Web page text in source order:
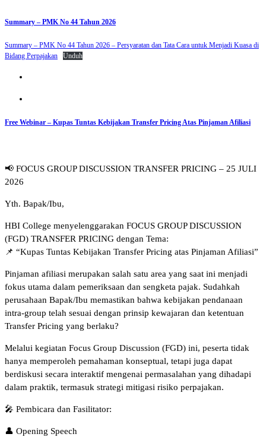
Summary – PMK No 44 Tahun 2026
Summary – PMK No 44 Tahun 2026 – Persyaratan dan Tata Cara untuk Menjadi Kuasa di
Bidang Perpajakan
Unduh
Free Webinar – Kupas Tuntas Kebijakan Transfer Pricing Atas Pinjaman Afiliasi
📢 FOCUS GROUP DISCUSSION TRANSFER PRICING – 25 JULI
2026
Yth. Bapak/Ibu,
HBI College menyelenggarakan FOCUS GROUP DISCUSSION
(FGD) TRANSFER PRICING dengan Tema:
📌 “Kupas Tuntas Kebijakan Transfer Pricing atas Pinjaman Afiliasi”
Pinjaman afiliasi merupakan salah satu area yang saat ini menjadi
fokus utama dalam pemeriksaan dan sengketa pajak. Sudahkah
perusahaan Bapak/Ibu memastikan bahwa kebijakan pendanaan
intra-group telah sesuai dengan prinsip kewajaran dan ketentuan
Transfer Pricing yang berlaku?
Melalui kegiatan Focus Group Discussion (FGD) ini, peserta tidak
hanya memperoleh pemahaman konseptual, tetapi juga dapat
berdiskusi secara interaktif mengenai permasalahan yang dihadapi
dalam praktik, termasuk strategi mitigasi risiko perpajakan.
🎤 Pembicara dan Fasilitator:
👤 Opening Speech